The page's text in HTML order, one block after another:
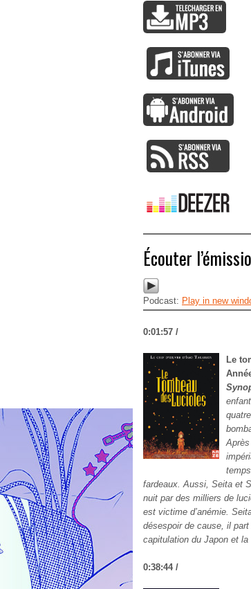
Écouter
Podcast: Play in new
0:01:57 /
Le
fardeaux. Aussi, Seita et
nuit par des milliers de
est victime d’anémie.
désespoir de cause, il
capitulation du Japon et
0:38:44 /